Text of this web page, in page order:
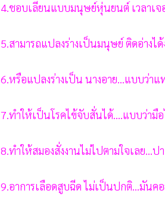
4.ชอบเลียนแบบมนุษย์หุ่นยนต์ เวลาเ
5.สามารถแปลงร่างเป็นมนุษย์ ติดอ่างได้
6.หรือแปลงร่างเป็น นางอาย...แบบว่าแ
7.ทําให้เป็นโรคไข้จับสั่นได้....แบบว่า
8.ทําให้สมองสั่งงานไม่ไปตามใจเลย...
9.อาการเลือดสูบฉีด ไม่เป็นปกติ...มันค